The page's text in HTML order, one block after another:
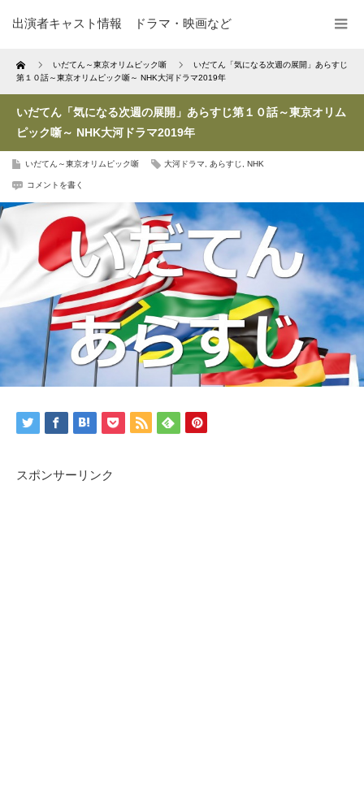
出演者キャスト情報 ドラマ・映画など
Home いだてん～東京オリムピック噺
いだてん「気になる次週の展開」あらすじ
第１０話～東京オリムピック噺～ NHK大河ドラマ2019年
いだてん「気になる次週の展開」あらすじ第１０話～東京オリム
ピック噺～ NHK大河ドラマ2019年
いだてん～東京オリムピック噺 大河ドラマ あらすじ NHK
コメントを書く
スポンサーリンク